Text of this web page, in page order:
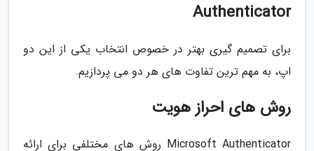
Authenticator
برای تصمیم گیری بهتر در خصوص انتخاب یکی از این دو
اپ، به مهم ترین تفاوت های هر دو می پردازیم.
روش های احراز هویت
Microsoft Authenticator روش های مختلفی برای ارائه